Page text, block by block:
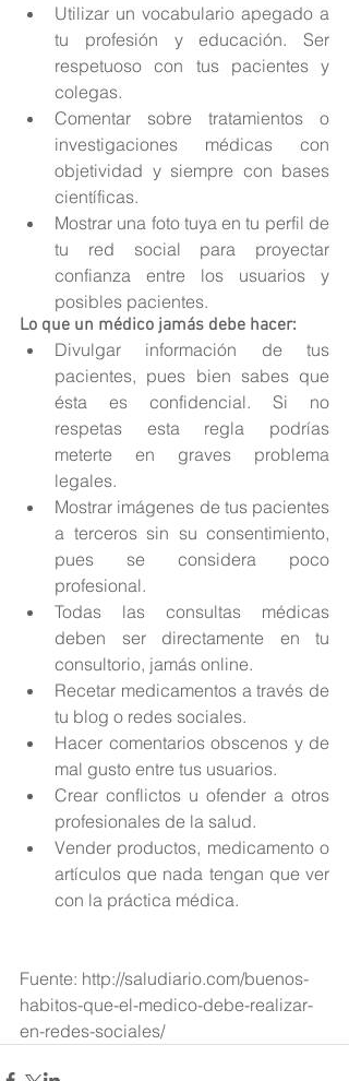
Utilizar un vocabulario apegado a
tu profesión y educación. Ser
respetuoso con tus pacientes y
colegas.
Comentar sobre tratamientos o
investigaciones médicas con
objetividad y siempre con bases
científicas.
Mostrar una foto tuya en tu perfil de
tu red social para proyectar
confianza entre los usuarios y
posibles pacientes.
Lo que un médico jamás debe hacer:
Divulgar información de tus
pacientes, pues bien sabes que
ésta es confidencial. Si no
respetas esta regla podrías
meterte en graves problema
legales.
Mostrar imágenes de tus pacientes
a terceros sin su consentimiento,
pues se considera poco
profesional.
Todas las consultas médicas
deben ser directamente en tu
consultorio, jamás online.
Recetar medicamentos a través de
tu blog o redes sociales.
Hacer comentarios obscenos y de
mal gusto entre tus usuarios.
Crear conflictos u ofender a otros
profesionales de la salud.
Vender productos, medicamento o
artículos que nada tengan que ver
con la práctica médica.
Fuente: http://saludiario.com/buenos-
habitos-que-el-medico-debe-realizar-
en-redes-sociales/